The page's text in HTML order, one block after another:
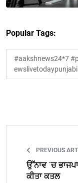
Popular Tags:
#aakshnews24*7
PREVIOUS
ਉੱਨਾਵ `ਚ
ਕੀਤਾ ਕਤਲ